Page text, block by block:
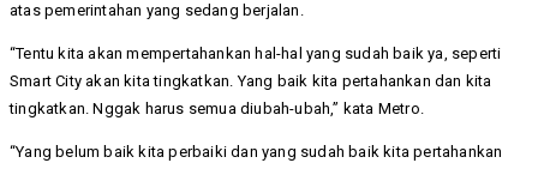
atas pemerintahan yang sedang berjalan.
“Tentu kita akan mempertahankan hal-hal yang sudah baik ya, seperti
Smart City akan kita tingkatkan. Yang baik kita pertahankan dan kita
tingkatkan. Nggak harus semua diubah-ubah,” kata Metro.
“Yang belum baik kita perbaiki dan yang sudah baik kita pertahankan